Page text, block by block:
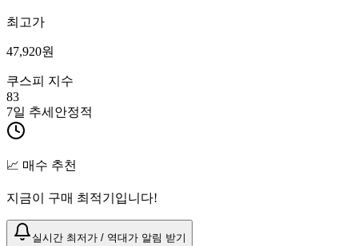
최고가
47,920원
쿠스피 지수
83
7일 추세 안정적
📈 매수 추천
지금이 구매 최적기입니다!
실시간 최저가 / 역대가 알림 받기